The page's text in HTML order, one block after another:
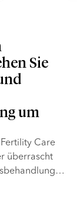
Sie
um
Care
überrascht
auf sich